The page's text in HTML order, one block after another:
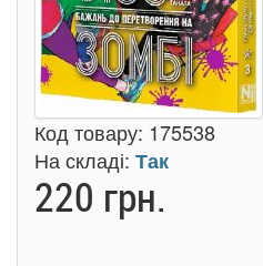
Код товару: 175538
На складі: Так
220 грн.